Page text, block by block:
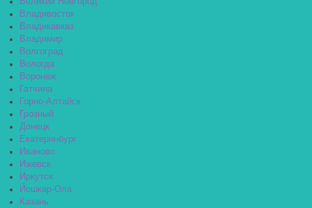
Владивосток
Владикавказ
Владимир
Волгоград
Вологда
Воронеж
Гатчина
Горно-Алтайск
Грозный
Донецк
Екатеринбург
Иваново
Ижевск
Иркутск
Йошкар-Ола
Казань